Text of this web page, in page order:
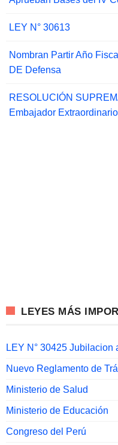
LEY N° 30613
Nombran Partir Año
DE Defensa
RESOLUCIÓN
Embajador
LEYES MÁS
LEY N° 30425 Jubilacion
Nuevo Reglamento de
Ministerio de Salud
Ministerio de Educación
Congreso del Perú